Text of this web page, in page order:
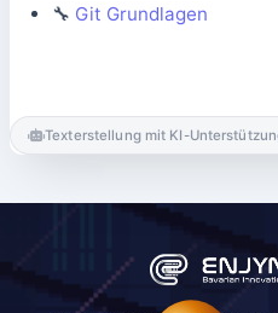
🔧 Git Grundlagen
Texterstellung mit KI-